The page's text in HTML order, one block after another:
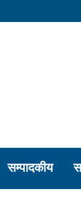
सम्पादकीय